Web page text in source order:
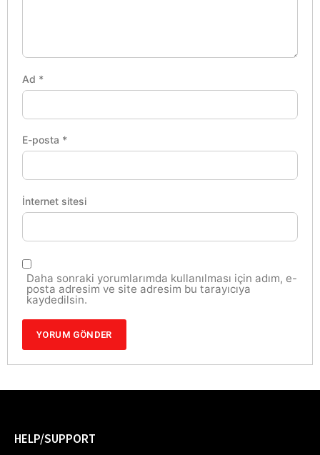
Ad *
E-posta *
İnternet sitesi
Daha sonraki yorumlarımda kullanılması için adım, e-
posta adresim ve site adresim bu tarayıcıya
kaydedilsin.
HELP/SUPPORT